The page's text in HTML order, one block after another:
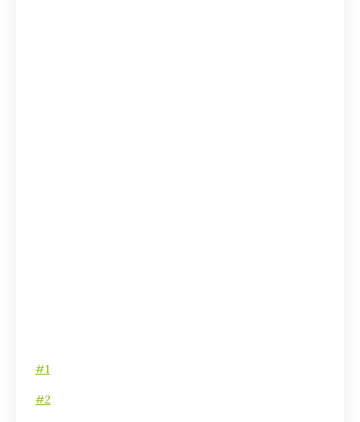
#1
#2